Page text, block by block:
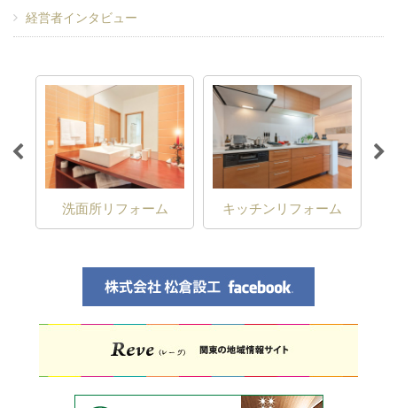
経営者インタビュー
洗面所リフォーム キッチンリフォーム